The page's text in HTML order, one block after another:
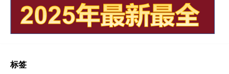
标签